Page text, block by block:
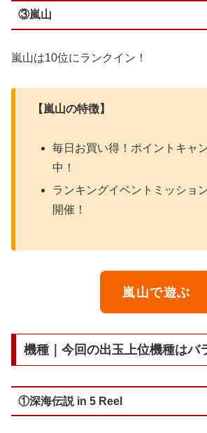
③嵐山
嵐山は10位にランクイン！
【嵐山の特徴】
毎日お買い得！ポイントキャ
中！
ランキングイベントミッショ
開催！
嵐山で遊ぶ
機種｜今回の出玉上位機種はバ
①深海伝説 in 5 Reel